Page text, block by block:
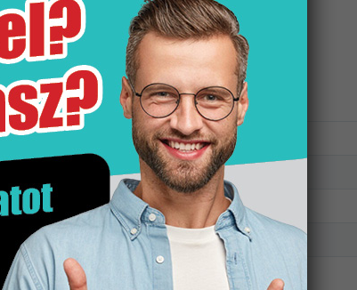
1 csomag
30×30 cm
200 kg
csomag
Nem
Márvány hatás
1 csomag